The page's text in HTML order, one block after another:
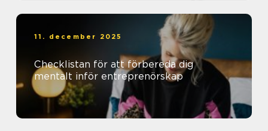
11. december 2025
Checklistan för att förbereda dig
mentalt inför entreprenörskap